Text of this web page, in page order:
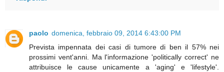
paolo domenica, febbraio 09, 2014 6:43:00 PM
Prevista impennata dei casi di tumore di ben il 57% nei
prossimi vent'anni. Ma l'informazione 'politically correct' ne
attribuisce le cause unicamente a 'aging' e 'lifestyle'.